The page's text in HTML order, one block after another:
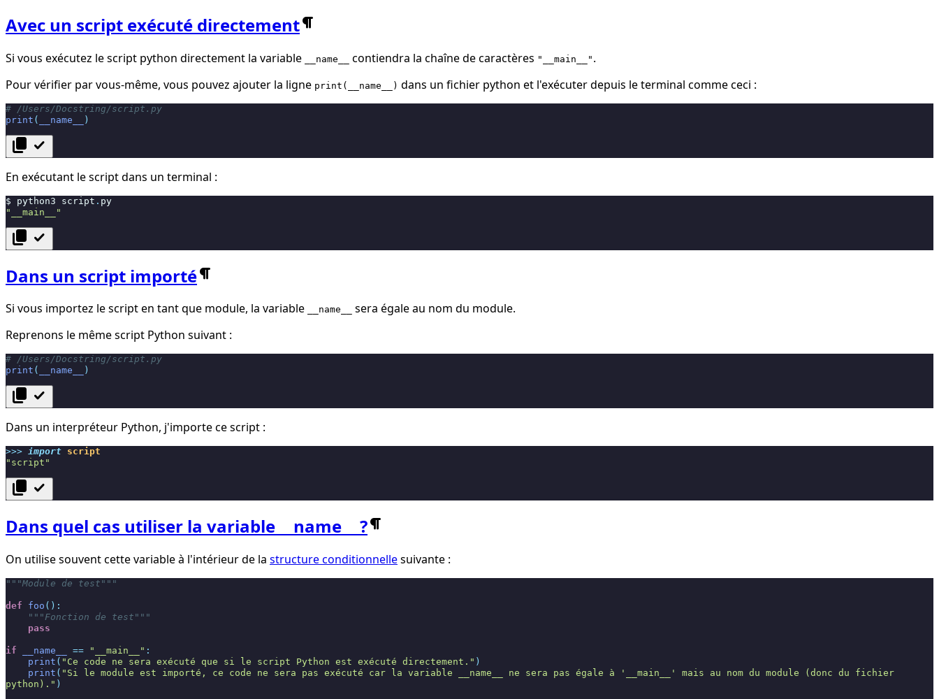
Avec un script exécuté directement
Si vous exécutez le script python directement la variable __name__ contiendra la chaîne de caractères "__main__" .
Pour vérifier par vous-même, vous pouvez ajouter la ligne print(__name__) dans un fichier python et l'exécuter depuis le terminal comme ceci :
# /Users/Docstring/script.py
print ( __name__ )
content_copy check
En exécutant le script dans un terminal :
$ python3 script . py
"__main__"
content_copy check
Dans un script importé
Si vous importez le script en tant que module, la variable __name__
sera égale au nom du module.
Reprenons le même script Python suivant :
# /Users/Docstring/script.py
print ( __name__ )
content_copy check
Dans un interpréteur Python, j'importe ce script :
>>> import script
"script"
content_copy check
Dans quel cas utiliser la variable __name__ ?
On utilise souvent cette variable à l'intérieur de la structure conditionnellesuivante :
"""Module de test"""
def foo ():
"""Fonction de test"""
pass
if __name__ == "__main__" :
print ( "Ce code ne sera exécuté que si le script Python est exécuté directement." )
print ( "Si le module est importé, ce code ne sera pas exécuté car la variable __name__ ne sera pas égale à '__main__' mais au nom du module (donc du fichier
python)." )